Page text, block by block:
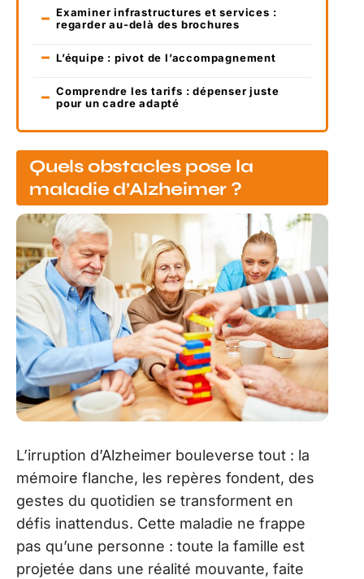
Examiner infrastructures et services :
regarder au-delà des brochures
L’équipe : pivot de l’accompagnement
Comprendre les tarifs : dépenser juste
pour un cadre adapté
Quels obstacles pose la
maladie d’Alzheimer ?
L’irruption d’Alzheimer bouleverse tout : la
mémoire flanche, les repères fondent, des
gestes du quotidien se transforment en
défis inattendus. Cette maladie ne frappe
pas qu’une personne : toute la famille est
projetée dans une réalité mouvante, faite